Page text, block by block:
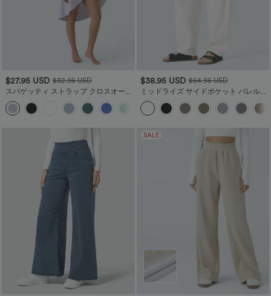
$27.95 USD $32.95 USD
スパゲッティ ストラップ クロスオーバ
ー バックレス カバーアップ ラップ ク
ールタッチ リゾート ドレス - UPF50+
$38.95 USD $54.95 USD
ミッドライズ サイドポケット バレルレ
ッグ ワークパンツ
SALE